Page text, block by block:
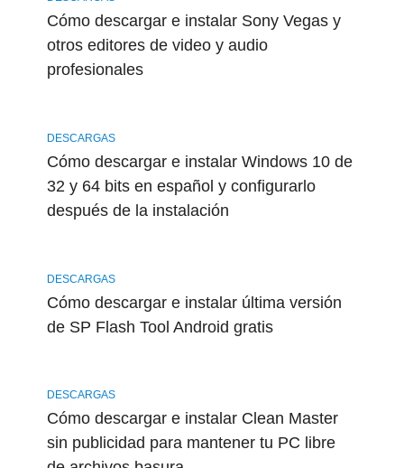
Cómo descargar e instalar Sony Vegas y
otros editores de video y audio
profesionales
DESCARGAS
Cómo descargar e instalar Windows 10 de
32 y 64 bits en español y configurarlo
después de la instalación
DESCARGAS
Cómo descargar e instalar última versión
de SP Flash Tool Android gratis
DESCARGAS
Cómo descargar e instalar Clean Master
sin publicidad para mantener tu PC libre